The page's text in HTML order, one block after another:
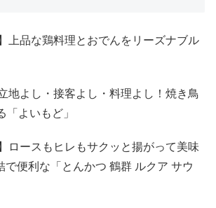
上品な鶏料理とおでんをリーズナブル
地よし・接客よし・料理よし！焼き鳥
「よいもど」
ロースもヒレもサクッと揚がって美味
で便利な「とんかつ 鶴群 ルクア サウ